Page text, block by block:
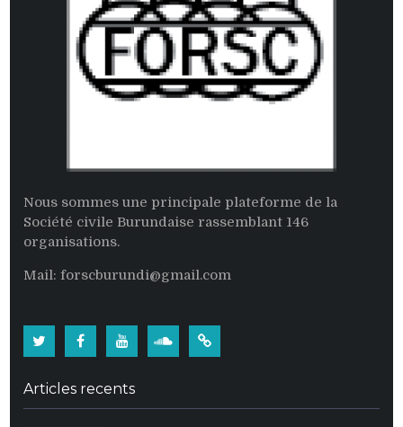
Nous sommes une principale plateforme de la
Société civile Burundaise rassemblant 146
organisations.
Mail: forscburundi@gmail.com
population
Articles recents